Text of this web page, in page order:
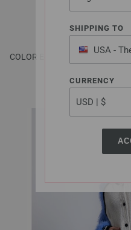
SHIPPING TO
USA -
of America
CURRENCY
&
COLOR Edition No. 1 - Magasin